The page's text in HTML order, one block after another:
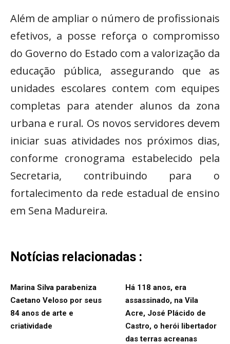
Além de ampliar o número de profissionais
efetivos, a posse reforça o compromisso
do Governo do Estado com a valorização da
educação pública, assegurando que as
unidades escolares contem com equipes
completas para atender alunos da zona
urbana e rural. Os novos servidores devem
iniciar suas atividades nos próximos dias,
conforme cronograma estabelecido pela
Secretaria, contribuindo para o
fortalecimento da rede estadual de ensino
em Sena Madureira.
Notícias relacionadas :
Marina Silva parabeniza
Caetano Veloso por seus
84 anos de arte e
criatividade
Há 118 anos, era
assassinado, na Vila
Acre, José Plácido de
Castro, o herói libertador
das terras acreanas